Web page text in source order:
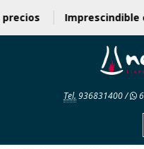
precios
Tel. 936831400/